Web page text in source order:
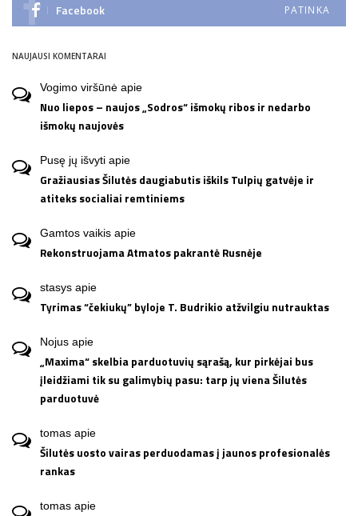
Facebook PATINKA
NAUJAUSI KOMENTARAI
Vogimo viršūnė apie
Nuo liepos – naujos „Sodros“ išmokų ribos ir nedarbo
išmokų naujovės
Pusę jų išvyti apie
Gražiausias Šilutės daugiabutis iškils Tulpių gatvėje ir
atiteks socialiai remtiniems
Gamtos vaikis apie
Rekonstruojama Atmatos pakrantė Rusnėje
stasys apie
Tyrimas “čekiukų” byloje T. Budrikio atžvilgiu nutrauktas
Nojus apie
„Maxima“ skelbia parduotuvių sąrašą, kur pirkėjai bus
įleidžiami tik su galimybių pasu: tarp jų viena Šilutės
parduotuvė
tomas apie
Šilutės uosto vairas perduodamas į jaunos profesionalės
rankas
tomas apie